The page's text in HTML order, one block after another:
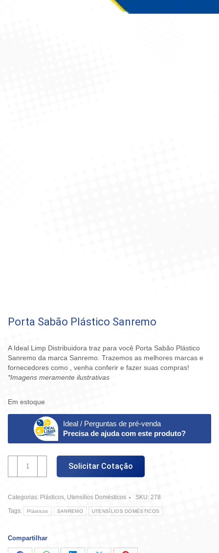
Porta Sabão Plástico Sanremo
A Ideal Limp Distribuidora traz para você Porta Sabão Plástico
Sanremo da marca Sanremo. Trazemos as melhores marcas e
fornecedores como , venha conferir e fazer suas compras!
*Imagens meramente ilustrativas
Em estoque
Ideal / Perguntas de pré-venda
Precisa de ajuda com este produto?
Sabão
Plástico
quantidade
Solicitar Cotação
Categorias: Plásticos, Utensílios Domésticos SKU: 278
Tags:
Plásticos SANREMO UTENSÍLIOS DOMÉSTICOS
Compartilhar